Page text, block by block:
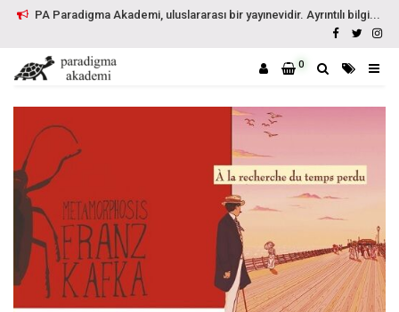
PA Paradigma Akademi, uluslararası bir yayınevidir. Ayrıntılı bilgi...
0